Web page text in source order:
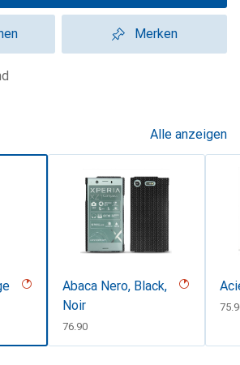
Merken
Alle anzeigen
Abaca Nero, Black,
Noir
CHF
76.90
CHF